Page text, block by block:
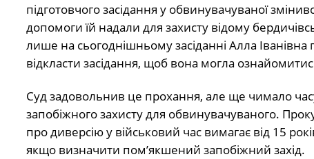
підготовчого засідання у обвинувачуваної
допомоги їй надали для захисту відому
лише на сьогоднішньому засіданні Алла
відкласти засідання, щоб вона могла
Суд задовольнив це прохання, але ще чимало
запобіжного захисту для обвинувачуваного.
про диверсію у військовий час вимагає від 15
якщо визначити пом’якшений запобіжний захід.